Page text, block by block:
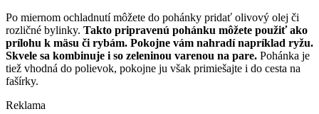
Po miernom ochladnutí môžete do pohánky pridať olivový olej či
rozličné bylinky. Takto pripravenú pohánku môžete použiť ako
prílohu k mäsu či rybám. Pokojne vám nahradí napríklad ryžu.
Skvele sa kombinuje i so zeleninou varenou na pare. Pohánka je
tiež vhodná do polievok, pokojne ju však primiešajte i do cesta na
fašírky.
Reklama